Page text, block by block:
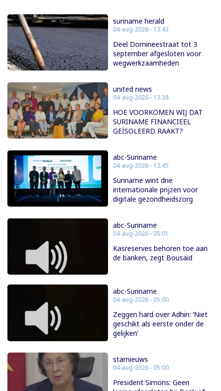
suriname herald
04-aug-2026 - 13:43
Deel Domineestraat tot 3
september afgesloten voor
wegwerkzaamheden
united news
04-aug-2026 - 13:38
HOE VOORKOMEN WIJ DAT
SURINAME FINANCIEEL
GEÏSOLEERD RAAKT?
abc-Suriname
04-aug-2026 - 12:45
Suriname wint drie
internationale prijzen voor
digitale gezondheidszorg
abc-Suriname
04-aug-2026 - 05:01
Kasreserves behoren toe aan
de banken, zegt Bousaid
abc-Suriname
04-aug-2026 - 05:00
Zeggen hard over Adhin: ‘Niet
geschikt als eerste onder de
gelijken’
starnieuws
04-aug-2026 - 05:00
President Simons: Geen